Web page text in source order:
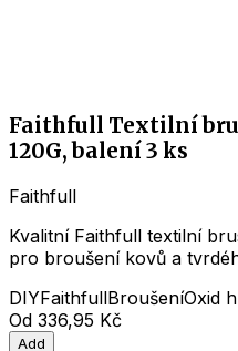
Faithfull Textilní
120G, balení 3 ks
Faithfull
Kvalitní Faithfull textilní
pro broušení kovů a
DIYFaithfullBroušeníOxid
Od 336,95 Kč
Add